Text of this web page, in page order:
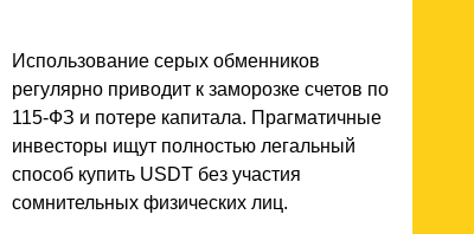
Использование серых обменников
регулярно приводит к заморозке счетов по
115-ФЗ и потере капитала. Прагматичные
инвесторы ищут полностью легальный
способ купить USDT без участия
сомнительных физических лиц.